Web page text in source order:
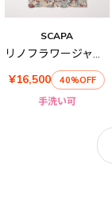
SCAPA
リノフラワージャージ半袖カットソー
¥16,500
40%OFF
手洗い可